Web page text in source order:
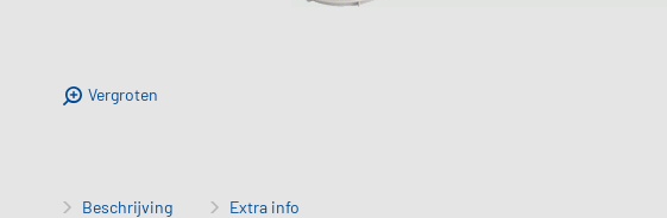
Vergroten
Beschrijving Extra info